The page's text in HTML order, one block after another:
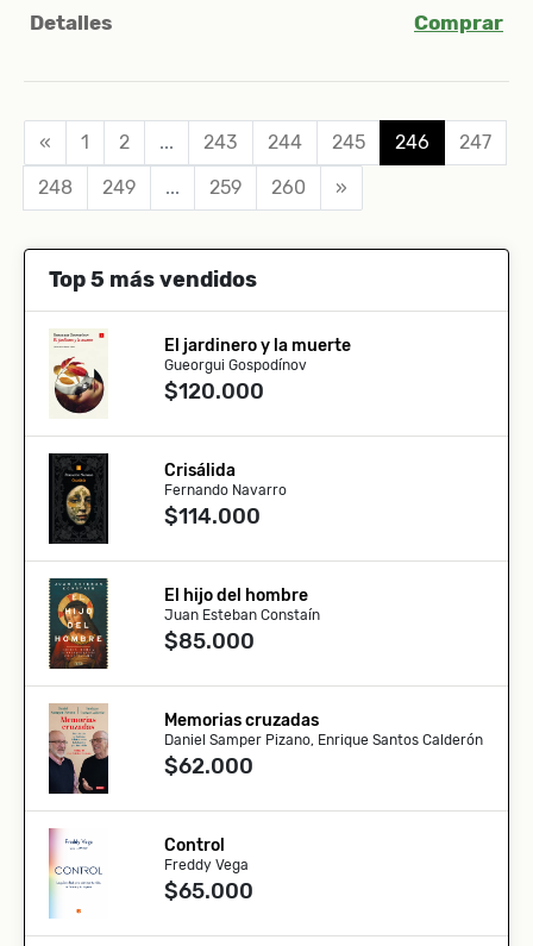
Top 5 más vendidos
El jardinero y la muerte
Gueorgui Gospodínov
$120.000
Crisálida
Fernando Navarro
$114.000
El hijo del hombre
Juan Esteban Constaín
$85.000
Memorias cruzadas
Daniel Samper Pizano, Enrique Santos Calderón
$62.000
Control
Freddy Vega
$65.000
Detalles Comprar
« 1 2 ... 243 244 245 246
247
248
249 ... 259 260 »